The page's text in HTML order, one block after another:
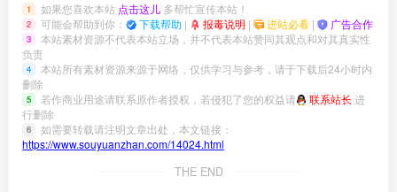
1 如果您喜欢本站 点击这儿 多帮忙宣传本站！
2 可能会帮助到你： 下载帮助 | 报毒说明 | 进站必看 | 广告合作
3
本站素材资源不代表本站立场，并不代表本站赞同其观点和对其真实性
负责
4
本站所有素材资源来源于网络，仅供学习与参考，请于下载后24小时内
删除
5 若作商业用途请联系原作者授权，若侵犯了您的权益请 联系站长 进
行删除
6
如需要转载请注明文章出处，本文链接：
https://www.souyuanzhan.com/14024.html
THE END